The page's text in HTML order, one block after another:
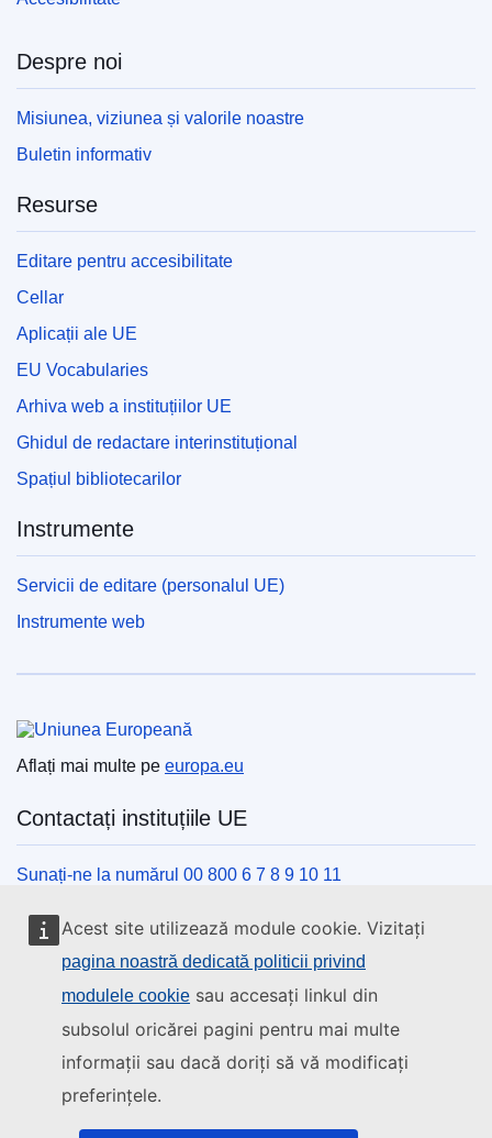
Acest site utilizează module cookie. Vizitați
pagina noastră dedicată politicii privind
modulele cookie sau accesați linkul din
subsolul oricărei pagini pentru mai multe
informații sau dacă doriți să vă modificați
preferințele.
Despre noi
Misiunea, viziunea și valorile noastre
Buletin informativ
Resurse
Editare pentru accesibilitate
Cellar
Aplicații ale UE
EU Vocabularies
Arhiva web a instituțiilor UE
Ghidul de redactare interinstituțional
Spațiul bibliotecarilor
Instrumente
Servicii de editare (personalul UE)
Instrumente web
Aflați mai multe pe europa.eu
Contactați instituțiile UE
Sunați-ne la numărul 00 800 6 7 8 9 10 11
Utilizați alte opțiuni telefonice
Scrieți-ne completând formularul de contact
Descoperiți canalele UE pe rețelele sociale